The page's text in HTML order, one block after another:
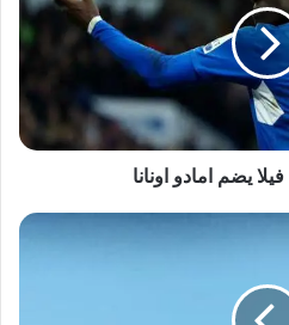
يضم امادو اونانا